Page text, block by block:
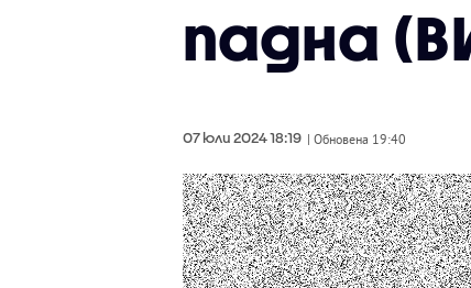
падна
07 юли 2024 18:19 | Обновена 19:40